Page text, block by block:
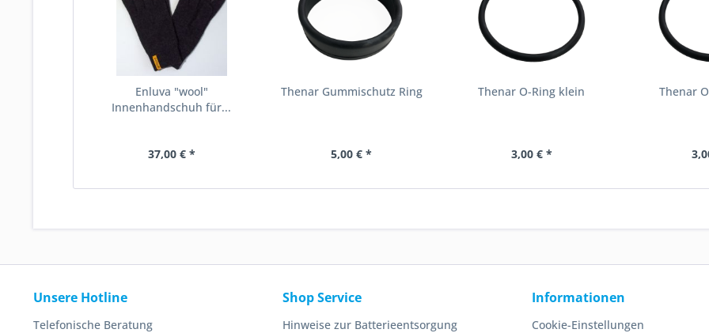
Enluva "wool"
Innenhandschuh für...
37,00 € *
Thenar Gummischutz Ring
5,00 € *
Thenar O-Ring klein
3,00 € *
Thenar
Unsere Hotline
Telefonische Beratung
Shop Service
Hinweise zur Batterieentsorgung
Informationen
Cookie-Einstellungen